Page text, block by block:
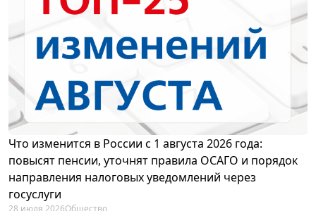
Что изменится в России с 1 августа 2026 года:
повысят пенсии, уточнят правила ОСАГО и порядок
направления налоговых уведомлений через
госуслуги